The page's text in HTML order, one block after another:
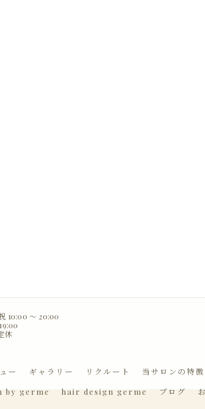
10:00 〜 20:00
休
ー ギャラリー リクルート 当サロンの特徴
by germe
hair design germe ブログ